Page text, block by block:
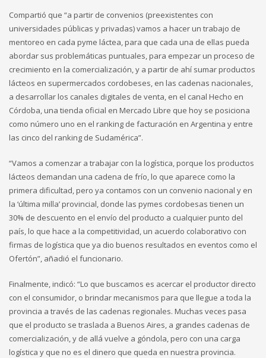
Compartió que “a partir de convenios (preexistentes con
universidades públicas y privadas) vamos a hacer un trabajo de
mentoreo en cada pyme láctea, para que cada una de ellas pueda
abordar sus problemáticas puntuales, para empezar un proceso de
crecimiento en la comercialización, y a partir de ahí sumar productos
lácteos en supermercados cordobeses, en las cadenas nacionales,
a desarrollar los canales digitales de venta, en el canal Hecho en
Córdoba, una tienda oficial en Mercado Libre que hoy se posiciona
como número uno en el ranking de facturación en Argentina y entre
las cinco del ranking de Sudamérica”.
“Vamos a comenzar a trabajar con la logística, porque los productos
lácteos demandan una cadena de frío, lo que aparece como la
primera dificultad, pero ya contamos con un convenio nacional y en
la ‘última milla’ provincial, donde las pymes cordobesas tienen un
30% de descuento en el envío del producto a cualquier punto del
país, lo que hace a la competitividad, un acuerdo colaborativo con
firmas de logística que ya dio buenos resultados en eventos como el
Ofertón”, añadió el funcionario.
Finalmente, indicó: “Lo que buscamos es acercar el productor directo
con el consumidor, o brindar mecanismos para que llegue a toda la
provincia a través de las cadenas regionales. Muchas veces pasa
que el producto se traslada a Buenos Aires, a grandes cadenas de
comercialización, y de allá vuelve a góndola, pero con una carga
logística y que no es el dinero que queda en nuestra provincia.